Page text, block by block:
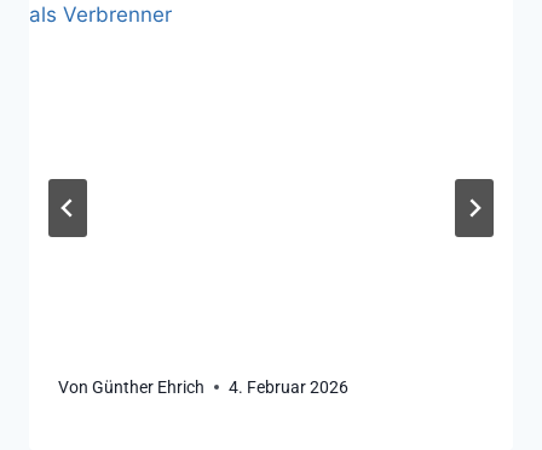
Von Günther Ehrich 4. Februar 2026